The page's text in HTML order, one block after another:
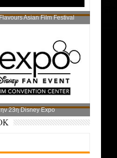
Asian Film Festival
23η Disney Expo